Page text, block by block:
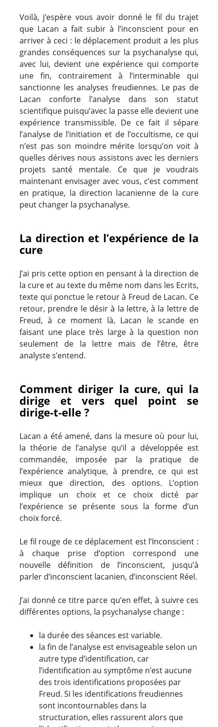
Voilà, j’espère vous avoir donné le fil du trajet
que Lacan a fait subir à l’inconscient pour en
arriver à ceci : le déplacement produit a les plus
grandes conséquences sur la psychanalyse qui,
avec lui, devient une expérience qui comporte
une fin, contrairement à l’interminable qui
sanctionne les analyses freudiennes. Le pas de
Lacan conforte l’analyse dans son statut
scientifique puisqu’avec la passe elle devient une
expérience transmissible. De ce fait il sépare
l’analyse de l’initiation et de l’occultisme, ce qui
n’est pas son moindre mérite lorsqu’on voit à
quelles dérives nous assistons avec les derniers
projets santé mentale. Ce que je voudrais
maintenant envisager avec vous, c’est comment
en pratique, la direction lacanienne de la cure
peut changer la psychanalyse.
La direction et l’expérience de la
cure
J’ai pris cette option en pensant à la direction de
la cure et au texte du même nom dans les Ecrits,
texte qui ponctue le retour à Freud de Lacan. Ce
retour, prendre le désir à la lettre, à la lettre de
Freud, à ce moment là, Lacan le scande en
faisant une place très large à la question non
seulement de la lettre mais de l’être, être
analyste s’entend.
Comment diriger la cure, qui la
dirige et vers quel point se
dirige-t-elle ?
Lacan a été amené, dans la mesure où pour lui,
la théorie de l’analyse qu’il a développée est
commandée, imposée par la pratique de
l’expérience analytique, à prendre, ce qui est
mieux que direction, des options. L’option
implique un choix et ce choix dicté par
l’expérience se présente sous la forme d’un
choix forcé.
Le fil rouge de ce déplacement est l’Inconscient :
à chaque prise d’option correspond une
nouvelle définition de l’inconscient, jusqu’à
parler d’inconscient lacanien, d’inconscient Réel.
J’ai donné ce titre parce qu’en effet, à suivre ces
différentes options, la psychanalyse change :
la durée des séances est variable.
la fin de l’analyse est envisageable selon un
autre type d’identification, car
l’identification au symptôme n’est aucune
des trois identifications proposées par
Freud. Si les identifications freudiennes
sont incontournables dans la
structuration, elles rassurent alors que